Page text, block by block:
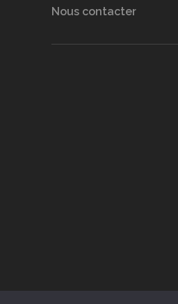
Nous contacter